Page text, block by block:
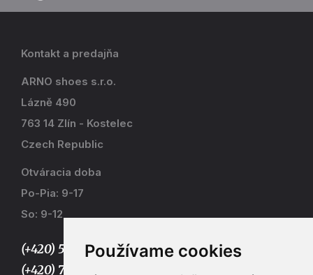
Používame cookies
Kontakt a predajňa
ARNO shoes s.r.o.
Lázně 490
763 14 Zlín - Kostelec
Czech Republic
Otváracia doba
Po-Pia: 9-17
So: 9-12
(+420) 577 915 036,
(+420) 773 667 390